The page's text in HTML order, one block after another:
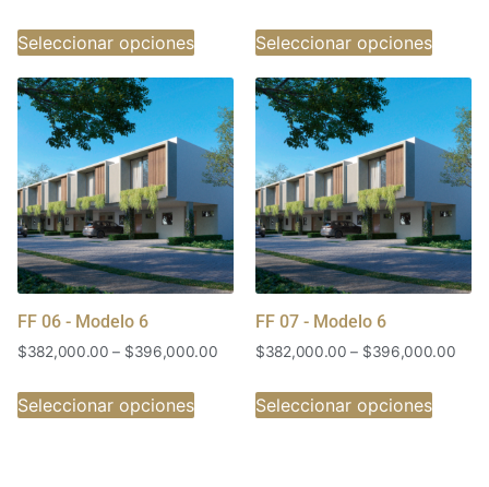
Seleccionar opciones Seleccionar opciones
FF 06 - Modelo 6
$382,000.00 – $396,000.00
Seleccionar opciones
FF 07 - Modelo 6
$382,000.00 – $396,000.00
Seleccionar opciones